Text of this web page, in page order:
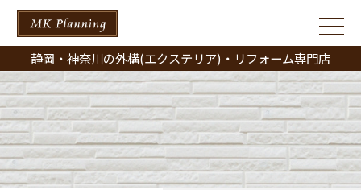
静岡・神奈川の外構(エクステリア)・リフォーム専門店